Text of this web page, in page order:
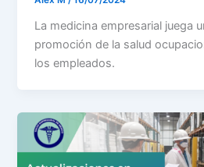
La medicina empresarial juega
promoción de la salud
los empleados.